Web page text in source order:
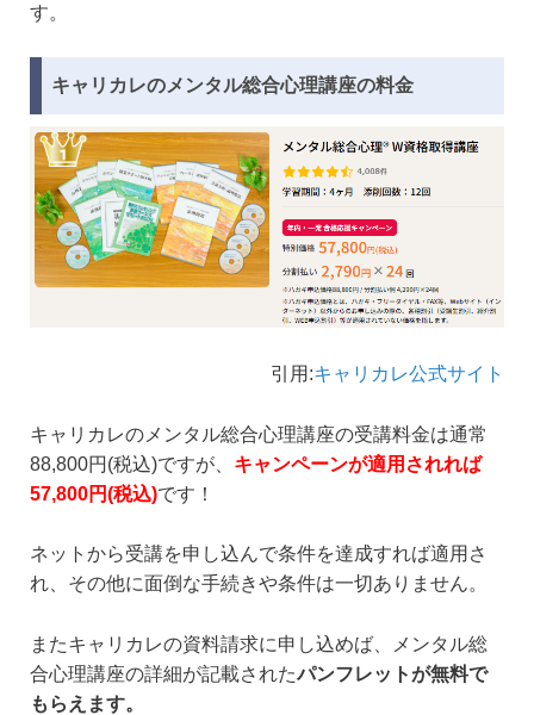
す。
キャリカレのメンタル総合心理講座の料金
引用:キャリカレ公式サイト
キャリカレのメンタル総合心理講座の受講料金は通常
88,800円(税込)ですが、 キャンペーンが適用されれば
57,800円(税込)です！
ネットから受講を申し込んで条件を達成すれば適用さ
れ、その他に面倒な手続きや条件は一切ありません。
またキャリカレの資料請求に申し込めば、メンタル総
合心理講座の詳細が記載されたパンフレットが無料で
もらえます。